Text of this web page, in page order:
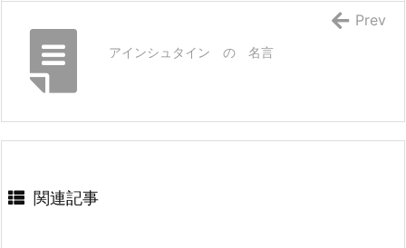
アインシュタイン の 名言
Prev
関連記事